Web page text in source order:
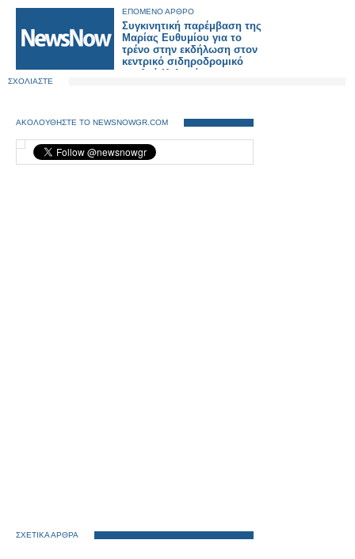
ΕΠΟΜΕΝΟ ΑΡΘΡΟ
Συγκινητική παρέμβαση της
Μαρίας Ευθυμίου για το
τρένο στην εκδήλωση στον
κεντρικό σιδηροδρομικό
σταθμό Καλαμάτας.
ΣΧΟΛΙΑΣΤΕ
ΑΚΟΛΟΥΘΗΣΤΕ ΤΟ NEWSNOWGR.COM
ΣΧΕΤΙΚΑ ΑΡΘΡΑ